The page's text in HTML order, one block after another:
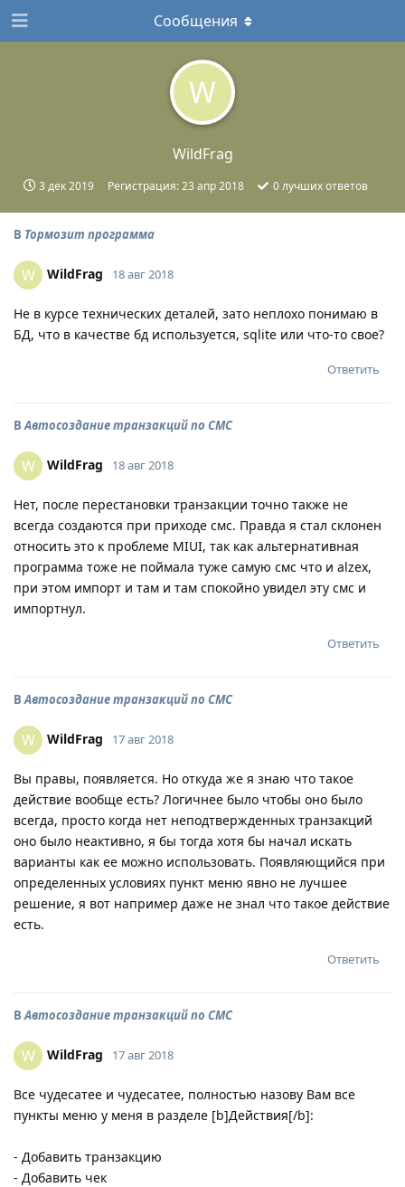
W
WildFrag
3 дек 2019 Регистрация:23 апр 2018 0лучших ответов
Сообщения
В Тормозит программа
W WildFrag 18 авг 2018
Не в курсе технических деталей, зато неплохо понимаю в
БД, что в качестве бд используется, sqlite или что-то свое?
Ответить
ВАвтосоздание транзакций по СМС
W WildFrag 18 авг 2018
Нет, после перестановки транзакции точно также не
всегда создаются при приходе смс. Правда я стал склонен
относить это к проблеме MIUI, так как альтернативная
программа тоже не поймала туже самую смс что и alzex,
при этом импорт и там и там спокойно увидел эту смс и
импортнул.
Ответить
ВАвтосоздание транзакций по СМС
W WildFrag 17 авг 2018
Вы правы, появляется. Но откуда же я знаю что такое
действие вообще есть? Логичнее было чтобы оно было
всегда, просто когда нет неподтвержденных транзакций
оно было неактивно, я бы тогда хотя бы начал искать
варианты как ее можно использовать. Появляющийся при
определенных условиях пункт меню явно не лучшее
решение, я вот например даже не знал что такое действие
есть.
Ответить
ВАвтосоздание транзакций по СМС
W WildFrag 17 авг 2018
Все чудесатее и чудесатее, полностью назову Вам все
пункты меню у меня в разделе [b]Действия[/b]:
- Добавить транзакцию
- Добавить чек